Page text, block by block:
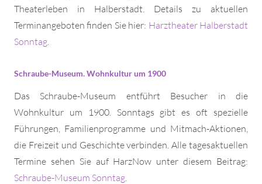
Theaterleben in Halberstadt. Details zu aktuellen
Terminangeboten finden Sie hier: Harztheater Halberstadt
Sonntag.
Schraube-Museum. Wohnkultur um 1900
Das Schraube-Museum entführt Besucher in die
Wohnkultur um 1900. Sonntags gibt es oft spezielle
Führungen, Familienprogramme und Mitmach-Aktionen,
die Freizeit und Geschichte verbinden. Alle tagesaktuellen
Termine sehen Sie auf HarzNow unter diesem Beitrag:
Schraube-Museum Sonntag